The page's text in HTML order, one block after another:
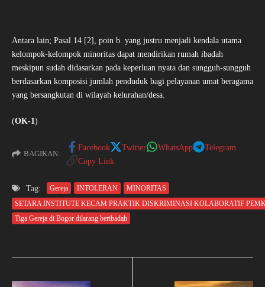
Antara lain; Pasal 14 [2], poin b. yang justru menjadi kendala utama
kelompok-kelompok minoritas dapat mendirikan rumah ibadah
meskipun sudah didasarkan pada keperluan nyata dan sungguh-sungguh
berdasarkan komposisi jumlah penduduk bagi pelayanan umat beragama
yang bersangkutan di wilayah kelurahan/desa.
(OK-1)
BAGIKAN:
Facebook Twitter WhatsApp
Telegram
Copy Link
Tag: Gereja INTOLERAN
MINORITAS
SETARA INSTITUTE KECAM PRAKTIK DISKRIMINASI KOLABORATIF
Tiga Gereja di Bogor dilarang beribadah